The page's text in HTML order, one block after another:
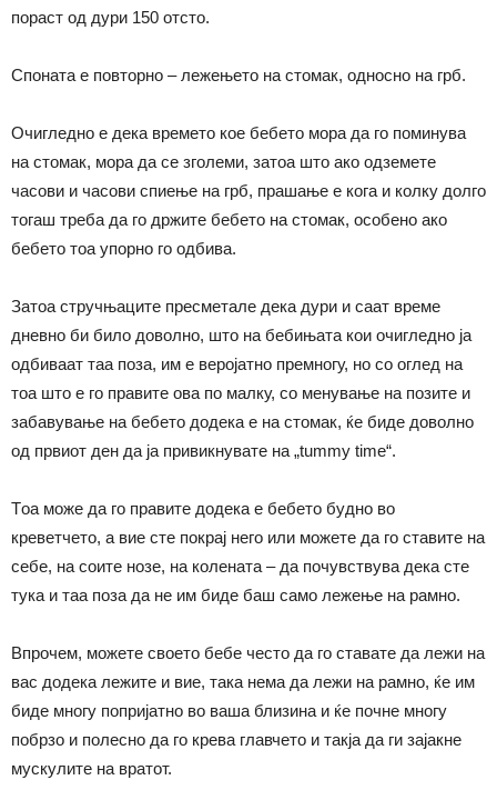
пораст од дури 150 отсто.
Споната е повторно – лежењето на стомак, односно на грб.
Очигледно е дека времето кое бебето мора да го поминува
на стомак, мора да се зголеми, затоа што ако одземете
часови и часови спиење на грб, прашање е кога и колку долго
тогаш треба да го држите бебето на стомак, особено ако
бебето тоа упорно го одбива.
Затоа стручњаците пресметале дека дури и саат време
дневно би било доволно, што на бебињата кои очигледно ја
одбиваат таа поза, им е веројатно премногу, но со оглед на
тоа што е го правите ова по малку, со менување на позите и
забавување на бебето додека е на стомак, ќе биде доволно
од првиот ден да ја привикнувате на „tummy time“.
Tоа мoже да го правите додека е бебето будно во
креветчето, а вие сте покрај него или можете да го ставите на
себе, на соите нозе, на колената – да почувствува дека сте
тука и таа поза да не им биде баш само лежење на рамно.
Впрочем, можете своето бебе често да го ставате да лежи на
вас додека лежите и вие, така нема да лежи на рамно, ќе им
биде многу попријатно во ваша близина и ќе почне многу
побрзо и полесно да го крева главчето и такја да ги зајакне
мускулите на вратот.